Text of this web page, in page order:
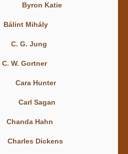
Byron Katie
Bálint Mihály
C. G. Jung
C. W. Gortner
Cara Hunter
Carl Sagan
Chanda Hahn
Charles Dickens